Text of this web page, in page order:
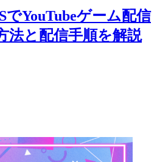
でYouTubeゲーム配信
法と配信手順を解説